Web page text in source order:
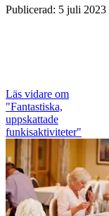
Publicerad: 5 juli 2023
Läs vidare om
"Fantastiska,
uppskattade
funkisaktiviteter"